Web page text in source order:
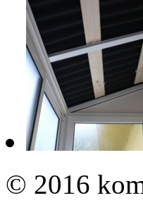
© 2016